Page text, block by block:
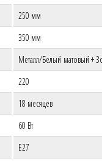
250 мм
350 мм
Металл/Белый матовый +
220
18 месяцев
60 Вт
E27